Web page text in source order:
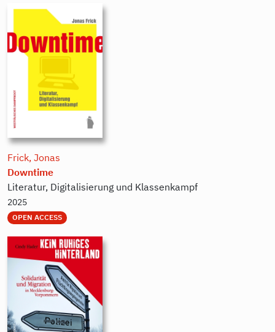
Frick, Jonas
Downtime
Literatur, Digitalisierung und Klassenkampf
2025
OPEN ACCESS